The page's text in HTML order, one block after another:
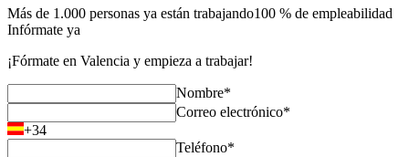
Más de 1.000 personas ya están trabajando100 % de empleabilidad
Infórmate ya
¡Fórmate en Valencia y empieza a trabajar!
Nombre*
Correo electrónico*
+34
Teléfono*